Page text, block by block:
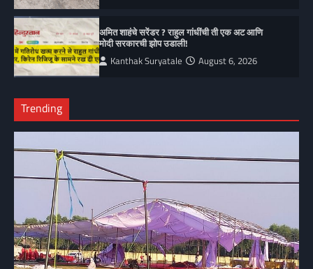
अमित शाहंचे सरेंडर ? राहुल गांधींची ती एक अट आणि
मोदी सरकारची झोप उडाली!
Kanthak Suryatale August 6, 2026
Trending